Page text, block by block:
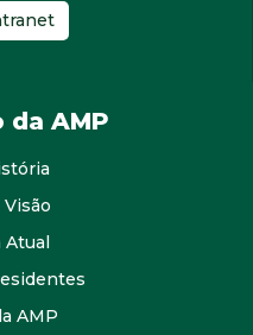
AMP
Atual
AMP